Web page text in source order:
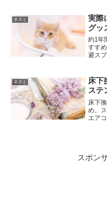
ネズミ
実際
グッ
約1年
すす
避ス
まし
ネズミ
床下
ステ
床下
め、
エア
スポン